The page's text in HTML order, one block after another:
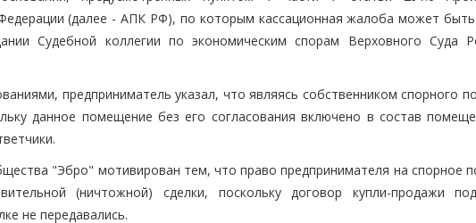
Федерации (далее - АПК РФ), по которым кассационная жалоба может
Судебной коллегии по экономическим спорам Верховного Суда
предприниматель указал, что являясь собственником спорного
данное помещение без его согласования включено в состав
"Эбро" мотивирован тем, что право предпринимателя на спорное
(ничтожной) сделки, поскольку договор купли-продажи
не передавались.